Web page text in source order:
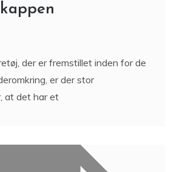
der er fremstillet inden for de
er der stor
at det har et